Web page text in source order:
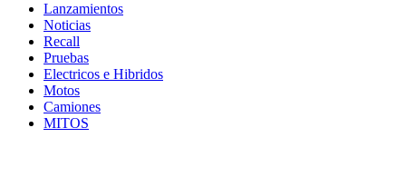
Lanzamientos
Noticias
Recall
Pruebas
Electricos e Hibridos
Motos
Camiones
MITOS